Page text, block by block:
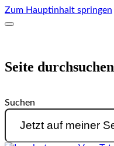
Zum Hauptinhalt springen
Seite durchsuchen
Suchen